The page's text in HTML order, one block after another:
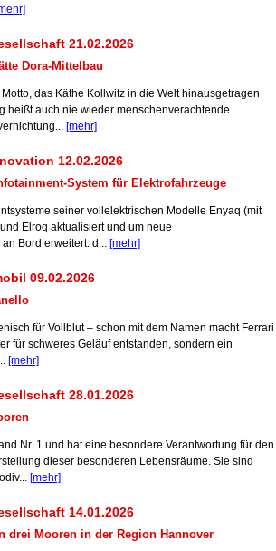
21.02.2026
Dora-Mittelbau
das Käthe Kollwitz in die Welt hinausgetragen
heißt auch nie wieder menschenverachtende
[mehr]
12.02.2026
System für Elektrofahrzeuge
seiner vollelektrischen Modelle Enyaq (mit
Elroq aktualisiert und um neue
Bord erweitert: d... [mehr]
09.02.2026
für Vollblut – schon mit dem Namen macht Ferrari
für schweres Geläuf entstanden, sondern ein
[mehr]
28.01.2026
Nr. 1 und hat eine besondere Verantwortung für den
dieser besonderen Lebensräume. Sie sind
[mehr]
14.01.2026
drei Mooren in der Region Hannover